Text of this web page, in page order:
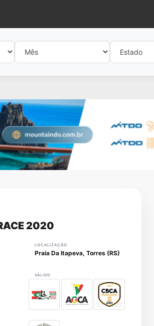
2020
LOCALIZAÇÃO
Praia Da Itapeva, Torres (RS)
VÁLIDO